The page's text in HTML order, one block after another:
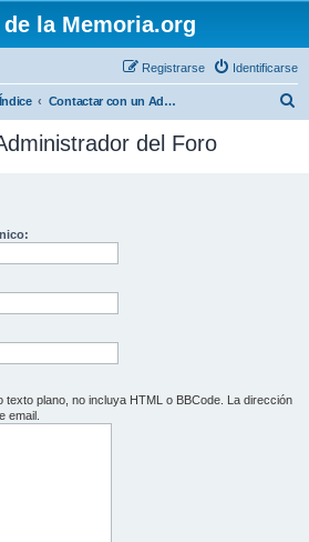
la Memoria.org
Identificarse
Registrarse
Índice Contactar con un Administrador del Foro
del Foro
texto plano, no incluya HTML o BBCode. La dirección
email.